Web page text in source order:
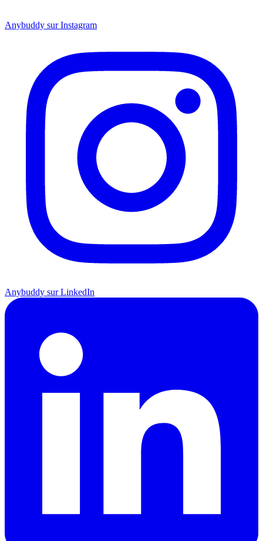
Anybuddy sur Instagram
Anybuddy sur LinkedIn